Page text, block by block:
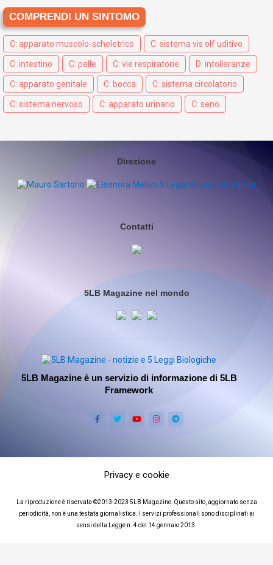
COMPRENDI UN SINTOMO
C: apparato muscolo-scheletrico C: sistema vis olf uditivo
C: intestino C: pelle C: vie respiratorie D: intolleranze
C: apparato genitale C: bocca C: sistema circolatorio
C: sistema nervoso C: apparato urinario C: seno
Direzione
Contatti
5LB Magazine nel mondo
5LB Magazine è un servizio di informazione di 5LB
Framework
La riproduzione è riservata ©2013-2023 5LB Magazine. Questo sito, aggiornato senza
periodicità, non è una testata giornalistica. I servizi professionali sono disciplinati ai
sensi della Legge n. 4 del 14 gennaio 2013.
Privacy e cookie